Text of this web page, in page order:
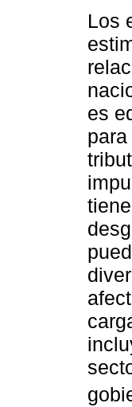
Los
es